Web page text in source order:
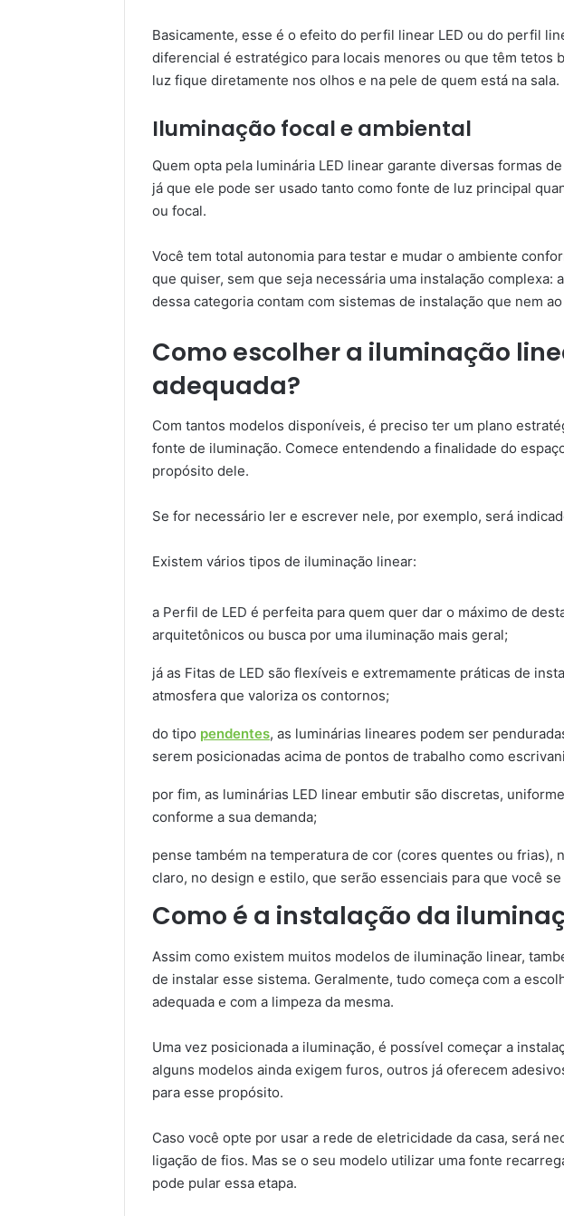
Basicamente, esse é o efeito do perfil linear LED ou do perfil
diferencial é estratégico para locais menores ou que têm tetos
luz fique diretamente nos olhos e na pele de quem está na sala.
Iluminação focal e ambiental
Quem opta pela luminária LED linear garante diversas formas
já que ele pode ser usado tanto como fonte de luz principal
ou focal.
Você tem total autonomia para testar e mudar o ambiente
que quiser, sem que seja necessária uma instalação complexa:
dessa categoria contam com sistemas de instalação que nem
Como escolher a iluminação
adequada?
Com tantos modelos disponíveis, é preciso ter um plano
fonte de iluminação. Comece entendendo a finalidade do
propósito dele.
Se for necessário ler e escrever nele, por exemplo, será
Existem vários tipos de iluminação linear:
a Perfil de LED é perfeita para quem quer dar o máximo de
arquitetônicos ou busca por uma iluminação mais geral;
já as Fitas de LED são flexíveis e extremamente práticas de
atmosfera que valoriza os contornos;
do tipo pendentes, as luminárias lineares podem ser
serem posicionadas acima de pontos de trabalho como
por fim, as luminárias LED linear embutir são discretas,
conforme a sua demanda;
pense também na temperatura de cor (cores quentes ou frias),
claro, no design e estilo, que serão essenciais para que você
Como é a instalação da
Assim como existem muitos modelos de iluminação linear,
de instalar esse sistema. Geralmente, tudo começa com a
adequada e com a limpeza da mesma.
Uma vez posicionada a iluminação, é possível começar a
alguns modelos ainda exigem furos, outros já oferecem
para esse propósito.
Caso você opte por usar a rede de eletricidade da casa, será
ligação de fios. Mas se o seu modelo utilizar uma fonte
pode pular essa etapa.